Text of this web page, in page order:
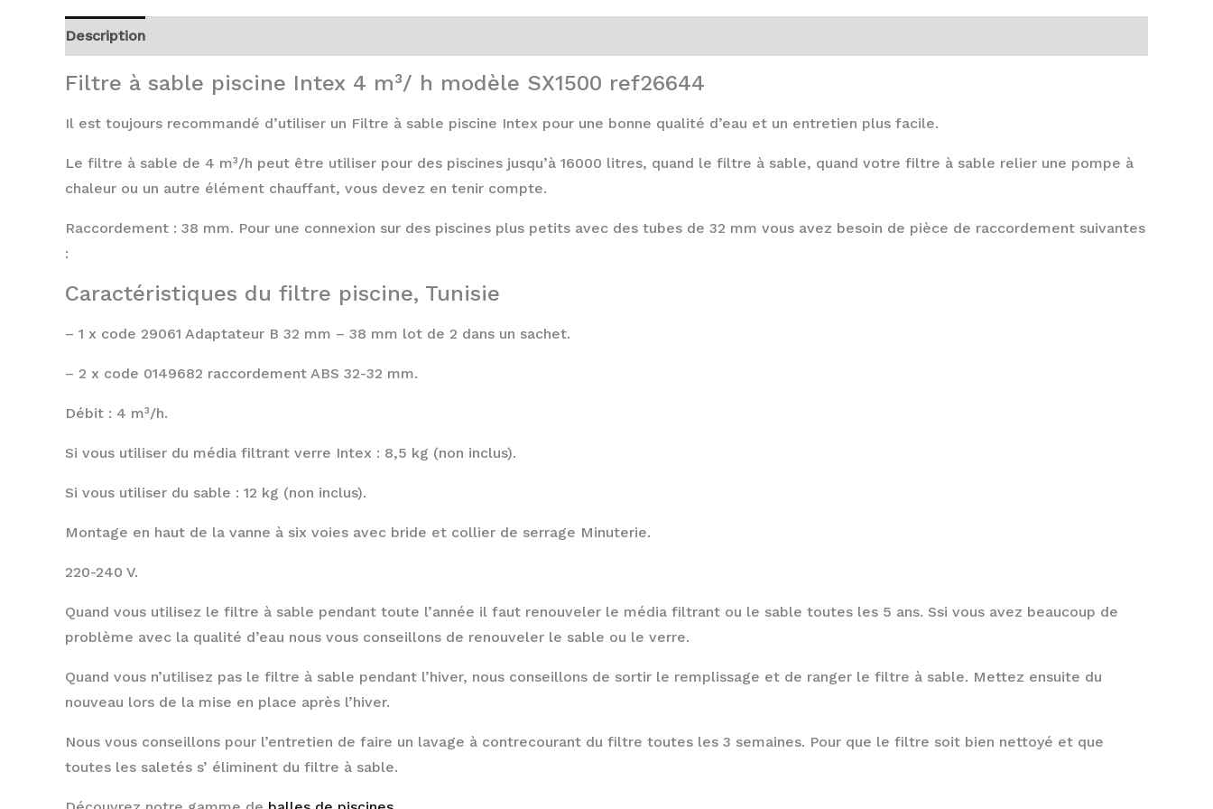
Description
Filtre à sable piscine Intex 4 m³/ h modèle SX1500 ref26644
Il est toujours recommandé d’utiliser un Filtre à sable piscine Intex pour une bonne qualité d’eau et un entretien plus facile.
Le filtre à sable de 4 m³/h peut être utiliser pour des piscines jusqu’à 16000 litres, quand le filtre à sable, quand votre filtre à sable relier une pompe à
chaleur ou un autre élément chauffant, vous devez en tenir compte.
Raccordement : 38 mm. Pour une connexion sur des piscines plus petits avec des tubes de 32 mm vous avez besoin de pièce de raccordement suivantes
:
Caractéristiques du filtre piscine, Tunisie
– 1 x code 29061 Adaptateur B 32 mm – 38 mm lot de 2 dans un sachet.
– 2 x code 0149682 raccordement ABS 32-32 mm.
Débit : 4 m³/h.
Si vous utiliser du média filtrant verre Intex : 8,5 kg (non inclus).
Si vous utiliser du sable : 12 kg (non inclus).
Montage en haut de la vanne à six voies avec bride et collier de serrage Minuterie.
220-240 V.
Quand vous utilisez le filtre à sable pendant toute l’année il faut renouveler le média filtrant ou le sable toutes les 5 ans. Ssi vous avez beaucoup de
problème avec la qualité d’eau nous vous conseillons de renouveler le sable ou le verre.
Quand vous n’utilisez pas le filtre à sable pendant l’hiver, nous conseillons de sortir le remplissage et de ranger le filtre à sable. Mettez ensuite du
nouveau lors de la mise en place après l’hiver.
Nous vous conseillons pour l’entretien de faire un lavage à contrecourant du filtre toutes les 3 semaines. Pour que le filtre soit bien nettoyé et que
toutes les saletés s’ éliminent du filtre à sable.